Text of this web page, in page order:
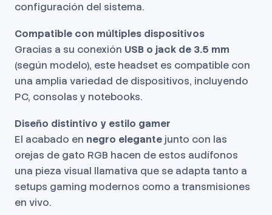
configuración del sistema.
Compatible con múltiples dispositivos
Gracias a su conexión USB o jack de 3.5 mm
(según modelo), este headset es compatible con
una amplia variedad de dispositivos, incluyendo
PC, consolas y notebooks.
Diseño distintivo y estilo gamer
El acabado en negro elegante junto con las
orejas de gato RGB hacen de estos audífonos
una pieza visual llamativa que se adapta tanto a
setups gaming modernos como a transmisiones
en vivo.